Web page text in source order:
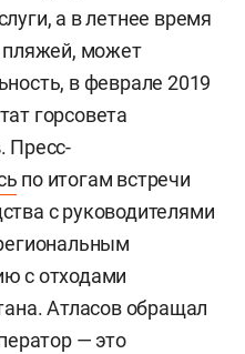
а в летнее время
пляжей, может
в феврале 2019
горсовета
. Пресс-
по итогам встречи
с руководителями
с отходами
Атласов обращал
— это